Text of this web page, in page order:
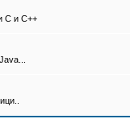
C и C++